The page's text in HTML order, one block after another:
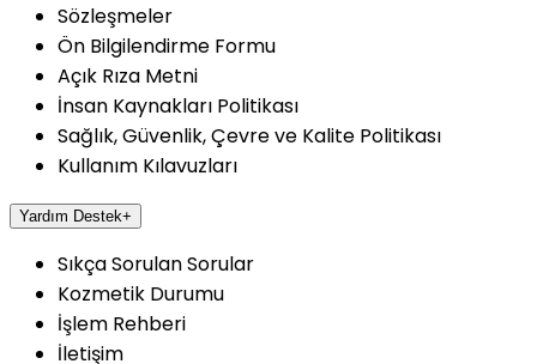
Sözleşmeler
Ön Bilgilendirme Formu
Açık Rıza Metni
İnsan Kaynakları Politikası
Sağlık, Güvenlik, Çevre ve Kalite Politikası
Kullanım Kılavuzları
Yardım Destek+
Sıkça Sorulan Sorular
Kozmetik Durumu
İşlem Rehberi
İletişim